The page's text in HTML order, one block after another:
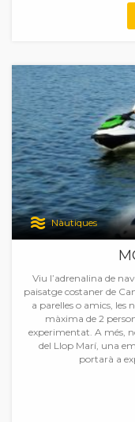
Nàutiques
Viu l’adrenalina de
paisatge costaner de
a parelles o amics, les
màxima de 2
experimentat. A més,
del Llop Marí, una
portarà a